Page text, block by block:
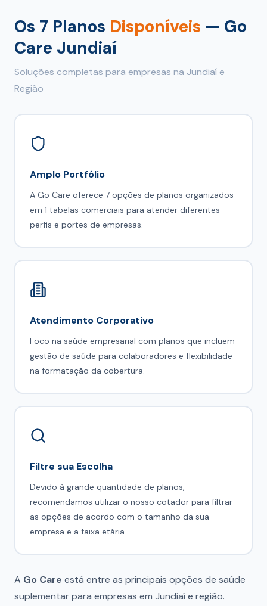
Os 7 Planos Disponíveis — Go
Care Jundiaí
Soluções completas para empresas na Jundiaí e
Região
Amplo Portfólio
A Go Care oferece 7 opções de planos organizados
em 1 tabelas comerciais para atender diferentes
perfis e portes de empresas.
Atendimento Corporativo
Foco na saúde empresarial com planos que incluem
gestão de saúde para colaboradores e flexibilidade
na formatação da cobertura.
Filtre sua Escolha
Devido à grande quantidade de planos,
recomendamos utilizar o nosso cotador para filtrar
as opções de acordo com o tamanho da sua
empresa e a faixa etária.
A Go Care está entre as principais opções de saúde
suplementar para empresas em Jundiaí e região.